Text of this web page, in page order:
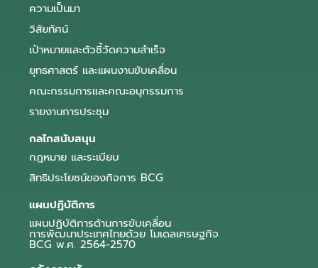
ความเป็นมา
วิสัยทัศน์
เป้าหมายและตัวชี้วัดความสำเร็จ
ยุทธศาสตร์ และแผนงานขับเคลื่อน
คณะกรรมการและคณะอนุกรรมการ
รายงานการประชุม
กลไกสนับสนุน
กฎหมาย และระเบียบ
สิทธิประโยชน์ของกิจการ BCG
แผนปฏิบัติการ
แผนปฏิบัติการด้านการขับเคลื่อน
การพัฒนาประเทศไทยด้วย โมเดลเศรษฐกิจ
BCG พ.ศ. 2564-2570